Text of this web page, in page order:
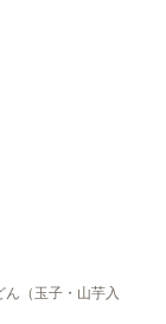
（玉子・山芋入